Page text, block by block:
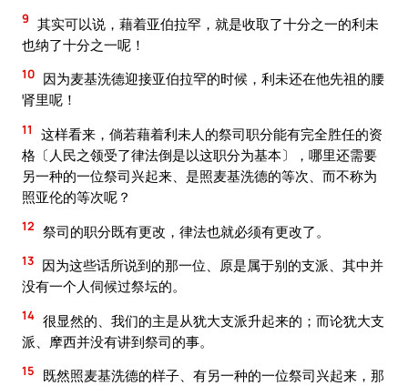
9 其实可以说，藉着亚伯拉罕，就是收取了十分之一的利未
也纳了十分之一呢！
10 因为麦基洗德迎接亚伯拉罕的时候，利未还在他先祖的腰
肾里呢！
11
这样看来，倘若藉着利未人的祭司职分能有完全胜任的资
格〔人民之领受了律法倒是以这职分为基本〕，哪里还需要
另一种的一位祭司兴起来、是照麦基洗德的等次、而不称为
照亚伦的等次呢？
12 祭司的职分既有更改，律法也就必须有更改了。
13 因为这些话所说到的那一位、原是属于别的支派、其中并
没有一个人伺候过祭坛的。
14 很显然的、我们的主是从犹大支派升起来的；而论犹大支
派、摩西并没有讲到祭司的事。
15
既然照麦基洗德的样子、有另一种的一位祭司兴起来，那